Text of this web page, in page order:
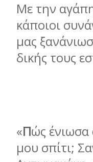
Με την
κάποιοι
µας
δικής τους
«Πώς
µου σπίτι;